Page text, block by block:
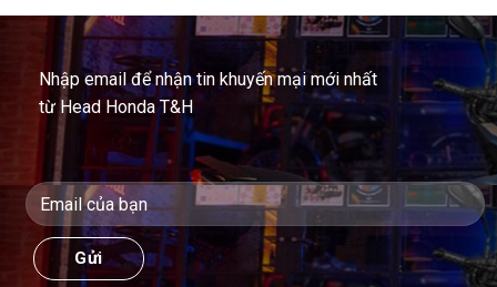
Nhập email để nhận tin khuyến mại mới nhất
từ Head Honda T&H